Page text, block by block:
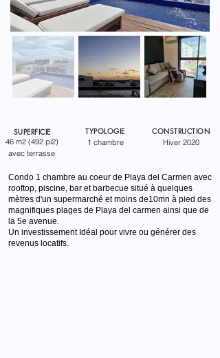
CONSTRUCTION
TYPOLOGIE
1 chambre
SUPERFICIE
46 m2 (492 pi2)
avec terrasse
Hiver 2020
Condo 1 chambre au coeur de Playa del Carmen avec
rooftop, piscine, bar et barbecue situé à quelques
mètres d'un supermarché et moins de10mn à pied des
magnifiques plages de Playa del carmen ainsi que de
la 5e avenue.
Un investissement Idéal pour vivre ou générer des
revenus locatifs.